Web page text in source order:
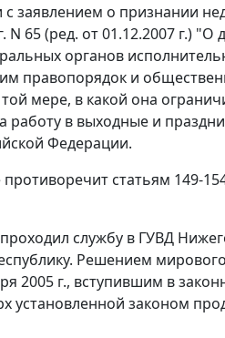
заявлением о признании
N 65 (ред. от 01.12.2007 г.) "О
органов
правопорядок и
мере, в какой она
работу в выходные и
Федерации.
противоречит статьям 149-
службу в ГУВД
Решением
2005 г., вступившим в
установленной законом